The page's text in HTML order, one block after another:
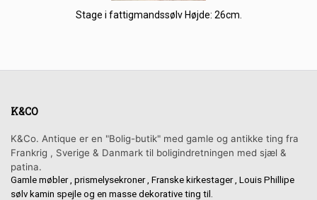
Stage i fattigmandssølv Højde: 26cm.
K&CO
K&Co. Antique er en "Bolig-butik" med gamle og antikke ting fra
Frankrig , Sverige & Danmark til boligindretningen med sjæl &
patina.
Gamle møbler , prismelysekroner , Franske kirkestager , Louis Phillipe
sølv kamin spejle og en masse dekorative ting til.